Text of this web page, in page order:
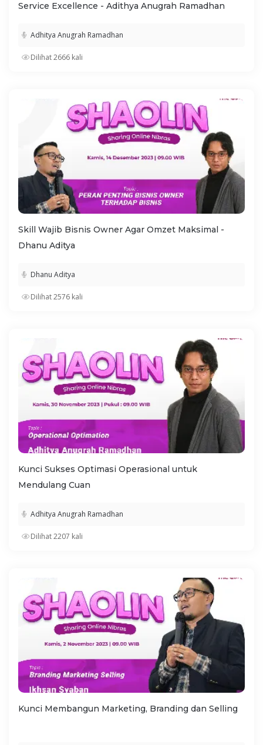
Service Excellence - Adithya Anugrah Ramadhan
Adhitya Anugrah Ramadhan
Dilihat 2666 kali
Skill Wajib Bisnis Owner Agar Omzet Maksimal -
Dhanu Aditya
Dhanu Aditya
Dilihat 2576 kali
Kunci Sukses Optimasi Operasional untuk
Mendulang Cuan
Adhitya Anugrah Ramadhan
Dilihat 2207 kali
Kunci Membangun Marketing, Branding dan Selling